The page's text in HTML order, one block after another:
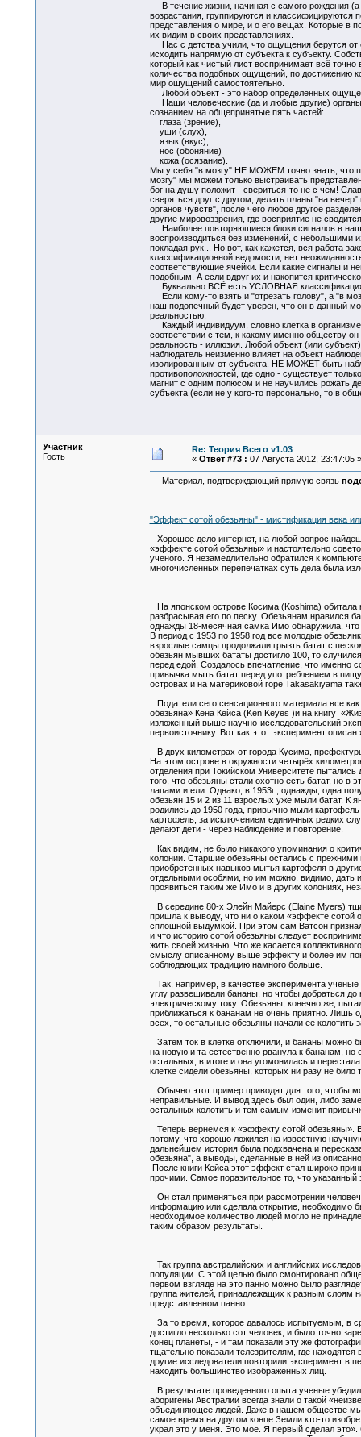
В течение жизни, начиная с самого рождения
возрастания, группируются и классифицируются
представления о мире, и о его вещах. Которые в
их видим в своих представлениях.
Нас с детства учили, что ощущения берутся
исходить напрямую от субъекта к субъекту.
который как чистый лист воспринимает всё
количества подобных ощущений, по достижению
мир ощущений самостоятельно.
Любой объект - это набор определённых
Наши человеческие (да и любые другие)
сознанием на общепринятые пять частей:
глаза (зрение),
уши (слух),
язык (вкус),
нос (обоняние)
кожа (осязание).
Мы у себя "в мозгу" НЕ МОЖЕМ точно знать, что
мозгу" мы можем только выстраивать
бог на душу положит - свериться-то не с чем!
сверяться друг с другом, делать планы "на
органов чувств", после чего любое другое
другие мировоззрения, где восприятие не
Наиболее повторяющиеся блоки сигналов в
воспроизводиться без изменений, с небольшими
покладая рук... Но вот, как кажется, вся работа
классификационной ведомости, нет
соответствующие ячейки. Если какие сигналы и
подобным. А если вдруг их и накопится
Буквально ВСЁ есть УСЛОВНАЯ
Если кому-то взять и "отрезать голову", а "в
наш подопечный будет уверен, что он в данный
реальностью.
Каждый индивидуум, словно клетка в
соответствии с тем, к какому именно обществу
реальность - иллюзия. Любой объект (или
наблюдатель неизменно влияет на объект
изолированным от субъекта. НЕ МОЖЕТ быть
противоположностей, где одно - существует
магнит с одним полюсом и не научились рожать
субъекта (если не у кого-то персонально, то в
Участник
Гость
Re: Теория Всего v1.03
« Ответ #73 : 07 Августа 2012, 23:47:05 »
Материал, подтверждающий прямую связь
"Эффект сотой обезьяны" - мистификация века
Хорошее дело интернет, на любой вопрос
«эффекте сотой обезьяны» и настоятельно
ученого. Я незамедлительно обратился к
многочисленных перепечатках суть дела была
На японском острове Косима (Koshima) обитала
разбрасывая его по песку. Обезьянам нравился
однажды 18-месячная самка Имо обнаружила,
В период с 1953 по 1958 год все молодые
взрослые самцы продолжали грызть батат с
обезьян мывших бататы достигло 100, то
перед едой. Создалось впечатление, что именно
привычка мыть батат перед употреблением в
островах и на материковой горе Takasakiyama
Податели сего сенсационного материала все
обезьяна» Кена Кейса (Ken Keyes )и на книгу
изложенный выше научно-исследовательский
первоисточнику. Вот как этот эксперимент
В двух километрах от города Кусима,
На этом острове в окружности четырёх
отделения при Токийском Университете
того, что обезьяны стали охотно есть батат, но
лапами и ели. Однако, в 1953г., однажды, одна
обезьян 15 и 2 из 11 взрослых уже мыли батат. К
родились до 1950 года, привычно мыли
картофель, за исключением единичных редких
делают дети - через наблюдение и повторение.
Как видим, не было никакого упоминания о
колонии. Старшие обезьяны остались с
приобретенных навыков мытья картофеля в
отдельными особями, но им можно, видимо, дать
проявиться таким же Имо и в других колониях,
В середине 80-х Элейн Майерс (Elaine Myers)
пришла к выводу, что ни о каком «эффекте сотой
сплошной выдумкой. При этом сам Ватсон
и что историю сотой обезьяны следует
жить своей жизнью. Что же касается
смыслу описанному выше эффекту и более им
соблюдающих традицию намного больше.
Так, например, в качестве эксперимента
углу развешивали бананы, но чтобы добраться
электрическому току. Обезьяны, конечно же,
приближаться к бананам не очень приятно. Лишь
всех, то остальные обезьяны начали ее
Затем ток в клетке отключили, и бананы можно
на новую и та естественно рванула к бананам,
остальных, в итоге и она угомонилась и
клетке сидели обезьяны, которых ни разу не
Обычно этот пример приводят для того, чтобы
неправильные. И вывод здесь был один, либо
остальных колотить и тем самым изменит
Теперь вернемся к «эффекту сотой
потому, что хорошо ложился на известную
дальнейшем история была подхвачена и
обезьяна", а выводы, сделанные в ней из
После книги Кейса этот эффект стал широко
прочими. Самое поразительное то, что
Он стал применяться при рассмотрении
информацию или сделала открытие, необходимо
необходимое количество людей могло не
таким образом результаты.
Так группа австралийских и английских
популяции. С этой целью было смонтировано
первом взгляде на это панно можно было
группа жителей, принадлежащих к разным слоям
представленном панно.
За то время, которое давалось испытуемым, в
достигло несколько сот человек, и было точно
конец планеты, - и там показали эту же
тщательно показали телезрителям, где
другие исследователи повторили эксперимент
находить большинство изображенных лиц.
В результате проведенного опыта ученые
аборигены Австралии всегда знали о такой
объединяющее людей. Даже в нашем обществе мы
самое время на другом конце Земли кто-то
украл это у меня. Это мое. Я первый сделал это».